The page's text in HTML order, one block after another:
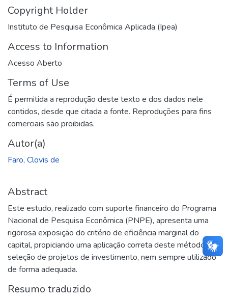
Copyright Holder
Instituto de Pesquisa Econômica Aplicada (Ipea)
Access to Information
Acesso Aberto
Terms of Use
É permitida a reprodução deste texto e dos dados nele
contidos, desde que citada a fonte. Reproduções para fins
comerciais são proibidas.
Autor(a)
Faro, Clovis de
Abstract
Este estudo, realizado com suporte financeiro do Programa
Nacional de Pesquisa Econômica (PNPE), apresenta uma
rigorosa exposição do critério de eficiência marginal do
capital, propiciando uma aplicação correta deste método de
seleção de projetos de investimento, nem sempre utilizado
de forma adequada.
Resumo traduzido